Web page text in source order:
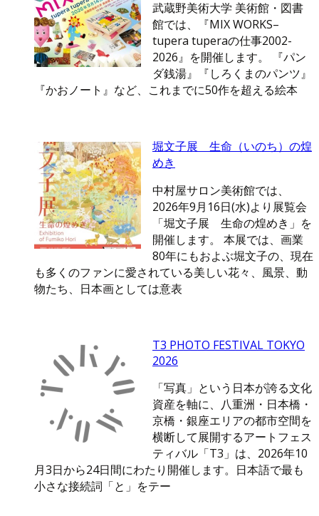
武蔵野美術大学 美術館・図書
館では、『MIX WORKS–
tupera tuperaの仕事2002-
2026』を開催します。 『パン
ダ銭湯』『しろくまのパンツ』
『かおノート』など、これまでに50作を超える絵本
堀文子展 生命（いのち）の煌
めき
中村屋サロン美術館では、
2026年9月16日(水)より展覧会
「堀文子展 生命の煌めき」を
開催します。 本展では、画業
80年にもおよぶ堀文子の、現在
も多くのファンに愛されている美しい花々、風景、動
物たち、日本画としては意表
T3 PHOTO FESTIVAL TOKYO
2026
「写真」という日本が誇る文化
資産を軸に、八重洲・日本橋・
京橋・銀座エリアの都市空間を
横断して展開するアートフェス
ティバル「T3」は、2026年10
月3日から24日間にわたり開催します。日本語で最も
小さな接続詞「と」をテー